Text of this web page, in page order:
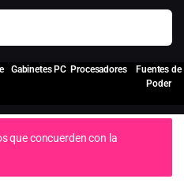
Gabinetes PC Procesadores
Fuentes de
Poder
que concuerden con la